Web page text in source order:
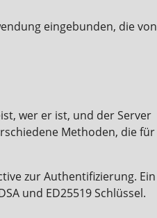
eingebunden, die von
wer er ist, und der Server
Methoden, die für
zur Authentifizierung. Ein
und ED25519 Schlüssel.